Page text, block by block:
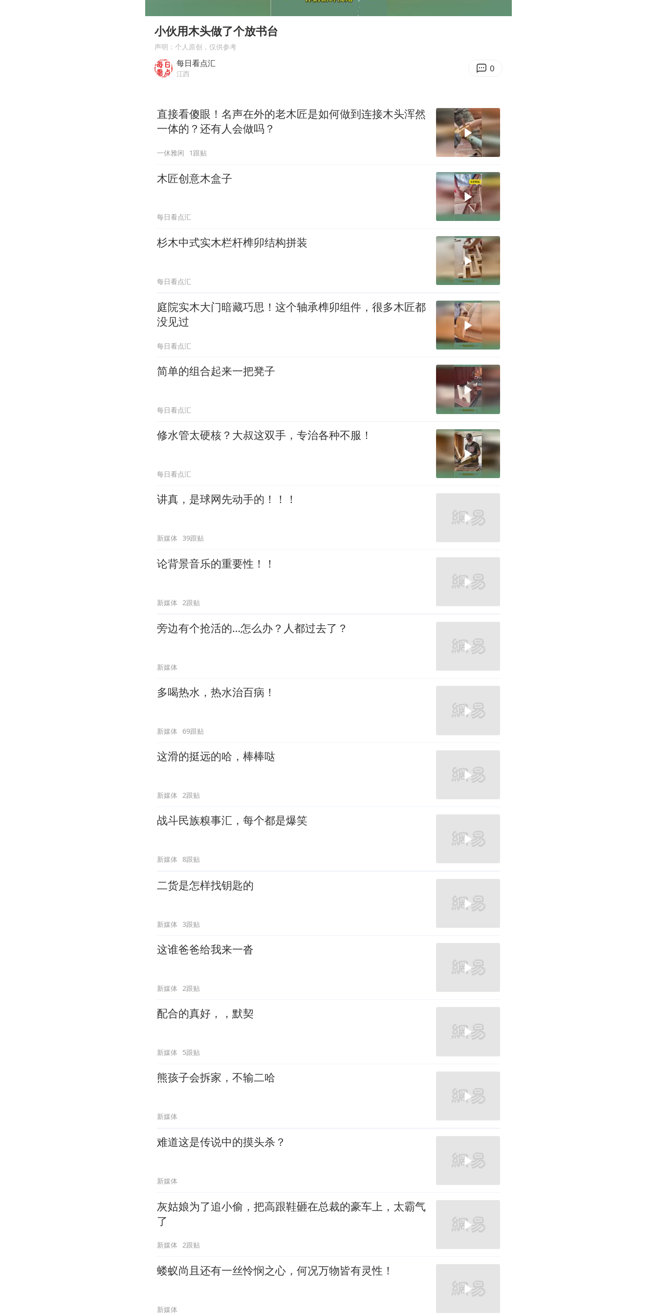
美股存储板块集体大跌
东航：国内客票提前14天免费退改
小伙用木头做了个放书台
声明：个人原创，仅供参考
每日看点汇
江西 0
直接看傻眼！名声在外的老木匠是如何做到连接木头浑然
一体的？还有人会做吗？
一休雅闲 1跟贴
木匠创意木盒子
每日看点汇
杉木中式实木栏杆榫卯结构拼装
每日看点汇
庭院实木大门暗藏巧思！这个轴承榫卯组件，很多木匠都
没见过
每日看点汇
简单的组合起来一把凳子
每日看点汇
修水管太硬核？大叔这双手，专治各种不服！
每日看点汇
讲真，是球网先动手的！！！
新媒体 39跟贴
论背景音乐的重要性！！
新媒体 2跟贴
旁边有个抢活的…怎么办？人都过去了？
新媒体
多喝热水，热水治百病！
新媒体 69跟贴
这滑的挺远的哈，棒棒哒
新媒体 2跟贴
战斗民族糗事汇，每个都是爆笑
新媒体 8跟贴
二货是怎样找钥匙的
新媒体 3跟贴
这谁爸爸给我来一沓
新媒体 2跟贴
配合的真好，，默契
新媒体 5跟贴
熊孩子会拆家，不输二哈
新媒体
难道这是传说中的摸头杀？
新媒体
灰姑娘为了追小偷，把高跟鞋砸在总裁的豪车上，太霸气
了
新媒体 2跟贴
蝼蚁尚且还有一丝怜悯之心，何况万物皆有灵性！
新媒体